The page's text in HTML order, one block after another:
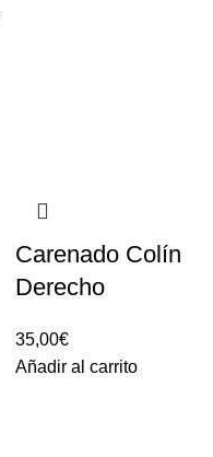
Carenado Colín
Derecho
35,00€
Añadir al carrito